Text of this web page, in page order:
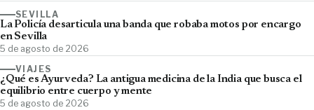
SEVILLA
La Policía desarticula una banda que robaba motos por encargo
en Sevilla
5 de agosto de 2026
VIAJES
¿Qué es Ayurveda? La antigua medicina de la India que busca el
equilibrio entre cuerpo y mente
5 de agosto de 2026